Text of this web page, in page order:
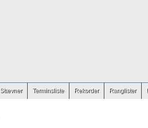
Stævner Terminsliste Rekorder Ranglister